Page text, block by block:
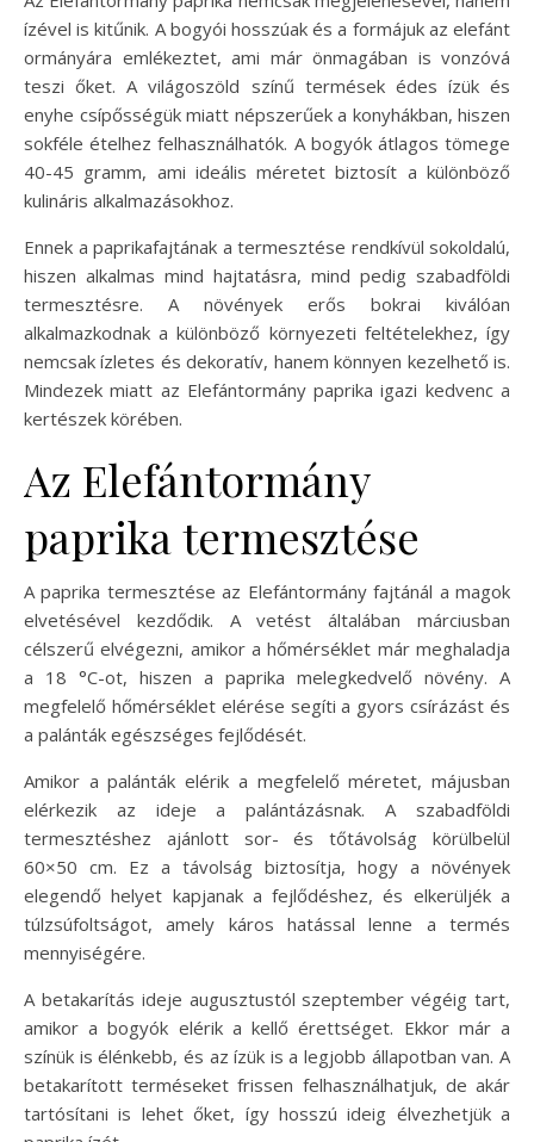
ízével is kitűnik. A bogyói hosszúak és a formájuk az elefánt
ormányára emlékeztet, ami már önmagában is vonzóvá
teszi őket. A világoszöld színű termések édes ízük és
enyhe csípősségük miatt népszerűek a konyhákban, hiszen
sokféle ételhez felhasználhatók. A bogyók átlagos tömege
40-45 gramm, ami ideális méretet biztosít a különböző
kulináris alkalmazásokhoz.
Ennek a paprikafajtának a termesztése rendkívül sokoldalú,
hiszen alkalmas mind hajtatásra, mind pedig szabadföldi
termesztésre. A növények erős bokrai kiválóan
alkalmazkodnak a különböző környezeti feltételekhez, így
nemcsak ízletes és dekoratív, hanem könnyen kezelhető is.
Mindezek miatt az Elefántormány paprika igazi kedvenc a
kertészek körében.
Az Elefántormány
paprika termesztése
A paprika termesztése az Elefántormány fajtánál a magok
elvetésével kezdődik. A vetést általában márciusban
célszerű elvégezni, amikor a hőmérséklet már meghaladja
a 18 °C-ot, hiszen a paprika melegkedvelő növény. A
megfelelő hőmérséklet elérése segíti a gyors csírázást és
a palánták egészséges fejlődését.
Amikor a palánták elérik a megfelelő méretet, májusban
elérkezik az ideje a palántázásnak. A szabadföldi
termesztéshez ajánlott sor- és tőtávolság körülbelül
60×50 cm. Ez a távolság biztosítja, hogy a növények
elegendő helyet kapjanak a fejlődéshez, és elkerüljék a
túlzsúfoltságot, amely káros hatással lenne a termés
mennyiségére.
A betakarítás ideje augusztustól szeptember végéig tart,
amikor a bogyók elérik a kellő érettséget. Ekkor már a
színük is élénkebb, és az ízük is a legjobb állapotban van. A
betakarított terméseket frissen felhasználhatjuk, de akár
tartósítani is lehet őket, így hosszú ideig élvezhetjük a